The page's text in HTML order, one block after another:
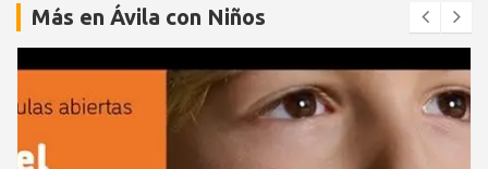
Más en Ávila con Niños